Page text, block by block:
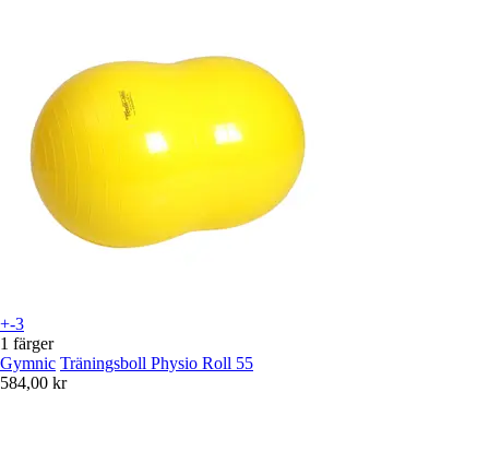
+-3
1 färger
Gymnic Träningsboll Physio Roll 55
584,00 kr